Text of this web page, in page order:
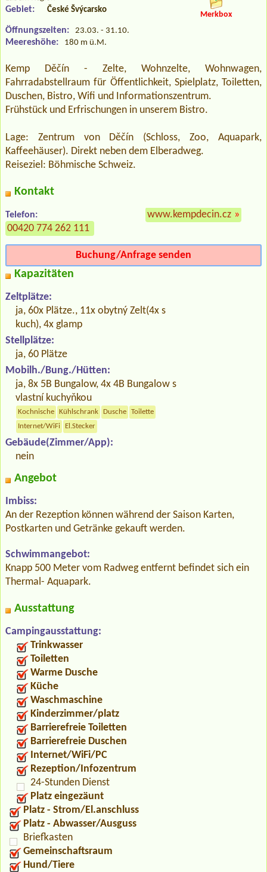
Gebiet: České Švýcarsko
Öffnungszeiten: 23.03. - 31.10.
Meereshöhe: 180 m ü.M.
Merkbox
Kemp Děčín - Zelte, Wohnzelte, Wohnwagen,
Fahrradabstellraum für Öffentlichkeit, Spielplatz, Toiletten,
Duschen, Bistro, Wifi und Informationszentrum.
Frühstück und Erfrischungen in unserem Bistro.
Lage: Zentrum von Děčín (Schloss, Zoo, Aquapark,
Kaffeehäuser). Direkt neben dem Elberadweg.
Reiseziel: Böhmische Schweiz.
Kontakt
Telefon:
00420 774 262 111
www.kempdecin.cz »
Buchung/Anfrage senden
Kapazitäten
Zeltplätze:
ja, 60x Plätze., 11x obytný Zelt(4x s
kuch), 4x glamp
Stellplätze:
ja, 60 Plätze
Mobilh./Bung./Hütten:
ja, 8x 5B Bungalow, 4x 4B Bungalow s
vlastní kuchyňkou
Kochnische Kühlschrank Dusche
Toilette
Internet/WiFi
El.Stecker
Gebäude(Zimmer/App):
nein
Angebot
Imbiss:
An der Rezeption können während der Saison Karten,
Postkarten und Getränke gekauft werden.
Schwimmangebot:
Knapp 500 Meter vom Radweg entfernt befindet sich ein
Thermal- Aquapark.
Ausstattung
Campingausstattung:
Trinkwasser
Toiletten
Warme Dusche
Küche
Waschmaschine
Kinderzimmer/platz
Barrierefreie Toiletten
Barrierefreie Duschen
Internet/WiFi/PC
Rezeption/Infozentrum
24-Stunden Dienst
Platz eingezäunt
Platz - Strom/El.anschluss
Platz - Abwasser/Ausguss
Briefkasten
Gemeinschaftsraum
Hund/Tiere